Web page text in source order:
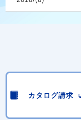
カタログ請求